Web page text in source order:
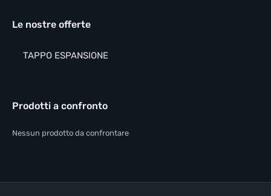
Le nostre offerte
TAPPO ESPANSIONE
Prodotti a confronto
Nessun prodotto da confrontare